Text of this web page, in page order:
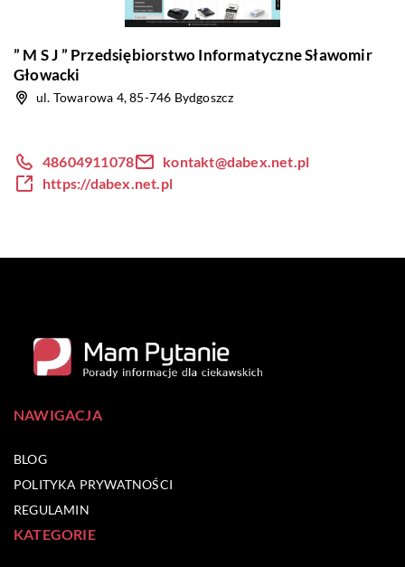
” M S J ” Przedsiębiorstwo Informatyczne Sławomir
Głowacki
ul. Towarowa 4, 85-746 Bydgoszcz
48604911078
kontakt@dabex.net.pl
https://dabex.net.pl
NAWIGACJA
BLOG
POLITYKA PRYWATNOŚCI
REGULAMIN
KATEGORIE